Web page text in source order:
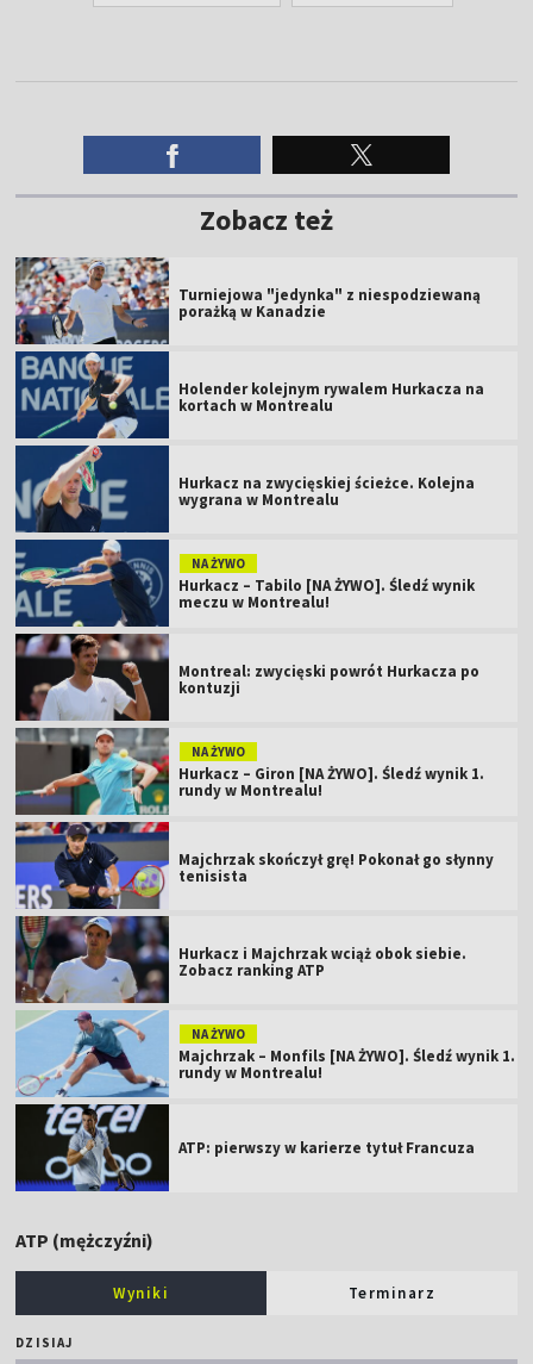
Zobacz też
Turniejowa "jedynka" z niespodziewaną
porażką w Kanadzie
Holender kolejnym rywalem Hurkacza na
kortach w Montrealu
Hurkacz na zwycięskiej ścieżce. Kolejna
wygrana w Montrealu
NA ŻYWO
Hurkacz – Tabilo [NA ŻYWO]. Śledź wynik
meczu w Montrealu!
Montreal: zwycięski powrót Hurkacza po
kontuzji
NA ŻYWO
Hurkacz – Giron [NA ŻYWO]. Śledź wynik 1.
rundy w Montrealu!
Majchrzak skończył grę! Pokonał go słynny
tenisista
Hurkacz i Majchrzak wciąż obok siebie.
Zobacz ranking ATP
NA ŻYWO
Majchrzak – Monfils [NA ŻYWO]. Śledź wynik 1.
rundy w Montrealu!
ATP: pierwszy w karierze tytuł Francuza
ATP (mężczyźni)
Wyniki Terminarz
DZISIAJ